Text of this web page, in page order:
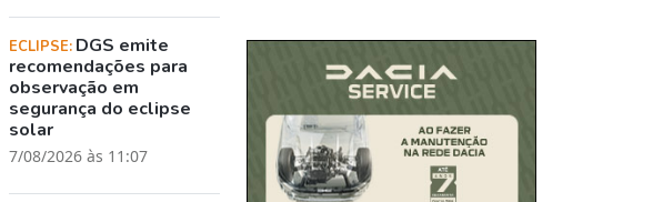
ECLIPSE: DGS emite
recomendações para
observação em
segurança do eclipse
solar
7/08/2026 às 11:07